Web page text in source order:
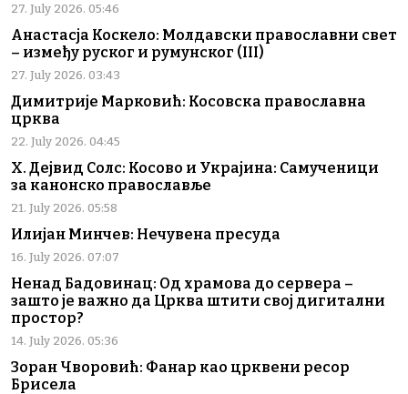
27. July 2026. 05:46
Анастасја Коскело: Молдавски православни свет
– између руског и румунског (III)
27. July 2026. 03:43
Димитрије Марковић: Косовска православна
црква
22. July 2026. 04:45
Х. Дејвид Солс: Косово и Украјина: Самученици
за канонско православље
21. July 2026. 05:58
Илијан Минчев: Нечувена пресуда
16. July 2026. 07:07
Ненад Бадовинац: Од храмова до сервера –
зашто је важно да Црква штити свој дигитални
простор?
14. July 2026. 05:36
Зоран Чворовић: Фанар као црквени ресор
Брисела